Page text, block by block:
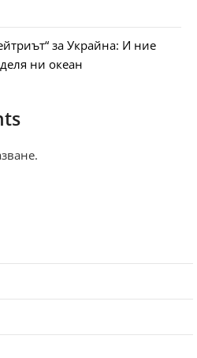
за Украйна: И ние
ни океан